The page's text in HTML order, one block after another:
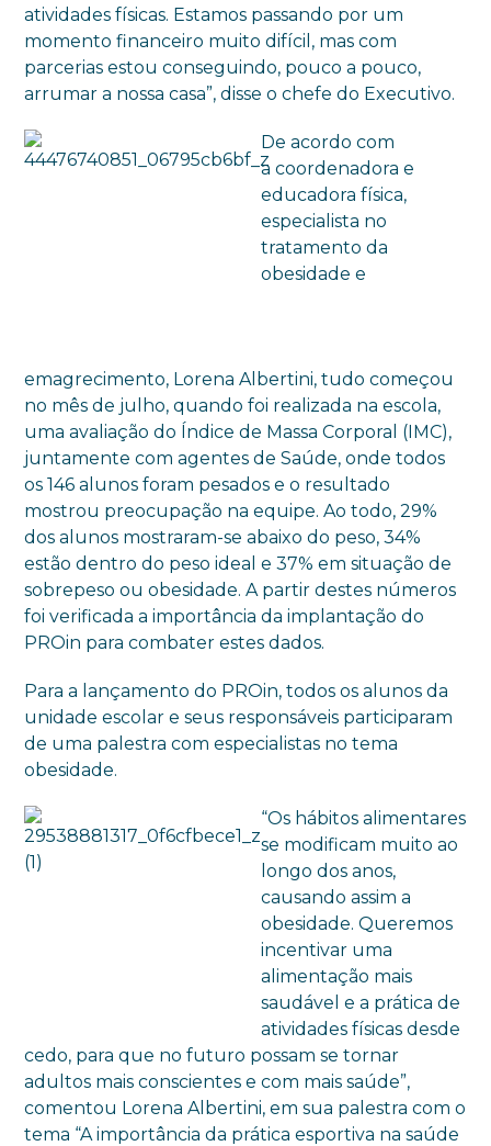
atividades físicas. Estamos passando por um
momento financeiro muito difícil, mas com
parcerias estou conseguindo, pouco a pouco,
arrumar a nossa casa”, disse o chefe do Executivo.
De acordo com
a coordenadora e
educadora física,
especialista no
tratamento da
obesidade e
emagrecimento, Lorena Albertini, tudo começou
no mês de julho, quando foi realizada na escola,
uma avaliação do Índice de Massa Corporal (IMC),
juntamente com agentes de Saúde, onde todos
os 146 alunos foram pesados e o resultado
mostrou preocupação na equipe. Ao todo, 29%
dos alunos mostraram-se abaixo do peso, 34%
estão dentro do peso ideal e 37% em situação de
sobrepeso ou obesidade. A partir destes números
foi verificada a importância da implantação do
PROin para combater estes dados.
Para a lançamento do PROin, todos os alunos da
unidade escolar e seus responsáveis participaram
de uma palestra com especialistas no tema
obesidade.
“Os hábitos alimentares
se modificam muito ao
longo dos anos,
causando assim a
obesidade. Queremos
incentivar uma
alimentação mais
saudável e a prática de
atividades físicas desde
cedo, para que no futuro possam se tornar
adultos mais conscientes e com mais saúde”,
comentou Lorena Albertini, em sua palestra com o
tema “A importância da prática esportiva na saúde